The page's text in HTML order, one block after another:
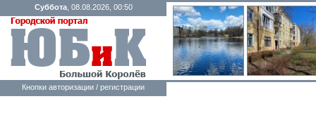
Суббота, 08.08.2026, 00:50
Кнопки авторизации / регистрации